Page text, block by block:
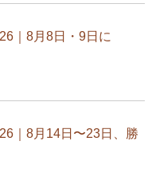
｜8月8日・9日に
｜8月14日〜23日、勝